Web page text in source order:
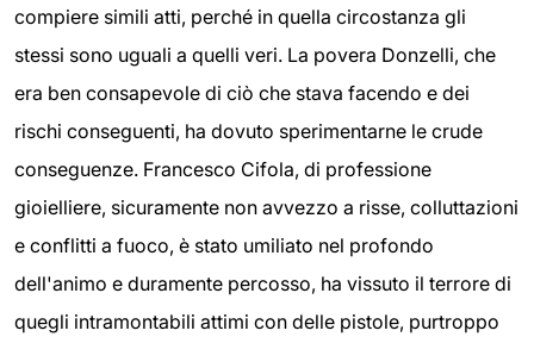
compiere simili atti, perché in quella circostanza gli
stessi sono uguali a quelli veri. La povera Donzelli, che
era ben consapevole di ciò che stava facendo e dei
rischi conseguenti, ha dovuto sperimentarne le crude
conseguenze. Francesco Cifola, di professione
gioielliere, sicuramente non avvezzo a risse, colluttazioni
e conflitti a fuoco, è stato umiliato nel profondo
dell'animo e duramente percosso, ha vissuto il terrore di
quegli intramontabili attimi con delle pistole, purtroppo